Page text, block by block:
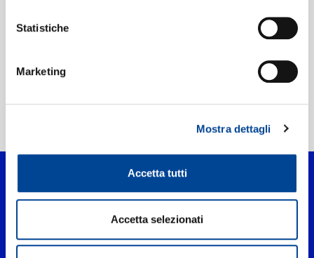
Statistiche
Marketing
Mostra dettagli
Accetta tutti
Accetta selezionati
Music For A While